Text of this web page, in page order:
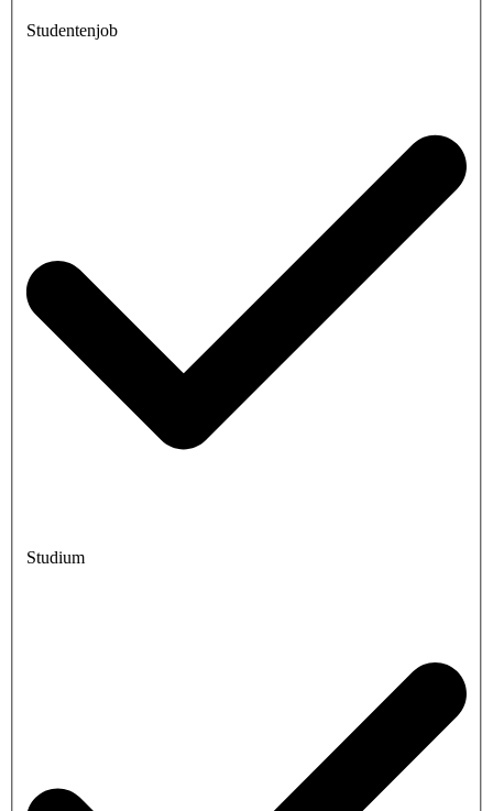
Studentenjob
Studium